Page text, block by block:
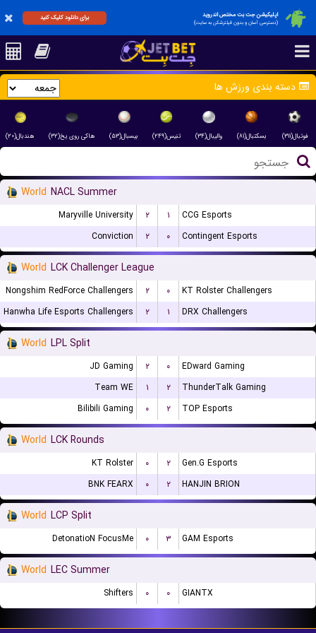
اپلیکیشن جت بت مختص اندروید
(دسترسی آسان و بدون فیلترشکن به سایت)
برای دانلود کلیک کنید
دسته بندی ورزش ها
فوتبال(۳۱۱) بسکتبال(۸۱) والیبال(۳۴) تنیس(۲۴۹) بیسبال(۵۳) هاکی روی یخ(۳۲) هندبال(۲۰)
World NACL Summer
Maryville University ۲ ۱
CCG Esports
Conviction
۲ ۰ Contingent Esports
World LCK Challenger League
Nongshim RedForce Challengers ۲ ۰
KT Rolster Challengers
Hanwha Life Esports Challengers
۲ ۱ DRX Challengers
World LPL Split
JD Gaming ۲ ۰
EDward Gaming
Team WE
۱ ۲
ThunderTalk Gaming
Bilibili Gaming
۰ ۲ TOP Esports
World LCK Rounds
KT Rolster ۰ ۲
Gen.G Esports
BNK FEARX
۰ ۲ HANJIN BRION
World LCP Split
DetonatioN FocusMe ۰ ۳ GAM Esports
World LEC Summer
Shifters ۰ ۰ GIANTX